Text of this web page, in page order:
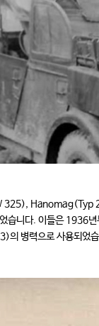
Hanomag(Typ
습니다. 이들은
병력으로 사용되었